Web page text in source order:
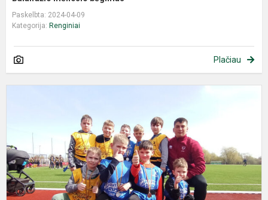
Paskelbta: 2024-04-09
Kategorija: Renginiai
Plačiau